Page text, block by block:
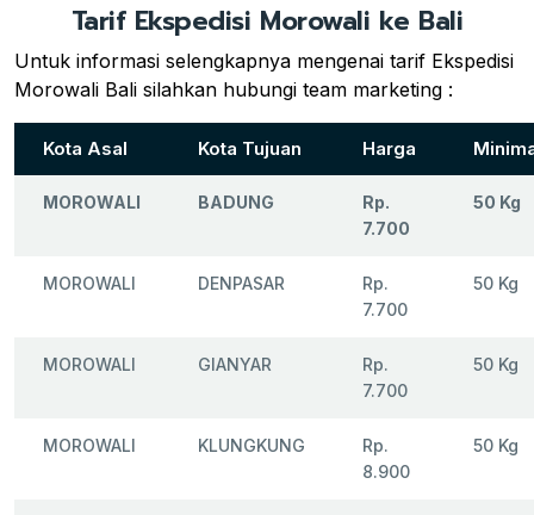
Tarif Ekspedisi Morowali ke Bali
Untuk informasi selengkapnya mengenai tarif Ekspedisi
Morowali Bali silahkan hubungi team marketing :
Kota Asal Kota Tujuan Harga
MOROWALI BADUNG
Rp.
7.700
50 Kg
MOROWALI DENPASAR
Rp.
7.700
50 Kg
MOROWALI GIANYAR
Rp.
7.700
50 Kg
MOROWALI KLUNGKUNG
Rp.
8.900
50 Kg